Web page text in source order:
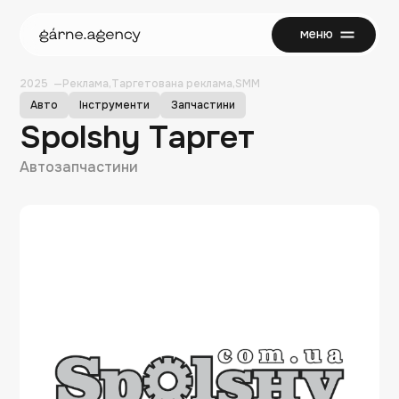
меню
закрити
Авто Інструменти Запчастини
Реклама Таргетована реклама SMM
2025
Spolshy Таргет
Автозапчастини